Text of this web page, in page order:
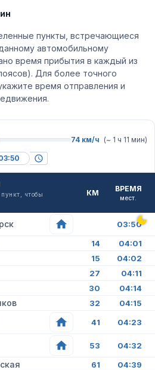
пункты, встречающиеся
автомобильному
время прибытия в каждый из
Для более точного
время отправления и
74 км/ч (~ 1 ч 11 мин)
чтобы
КМ ВРЕМЯ
мест.
03:50
14 04:01
15 04:02
27 04:11
30 04:14
32 04:15
41 04:23
53 04:32
61 04:39